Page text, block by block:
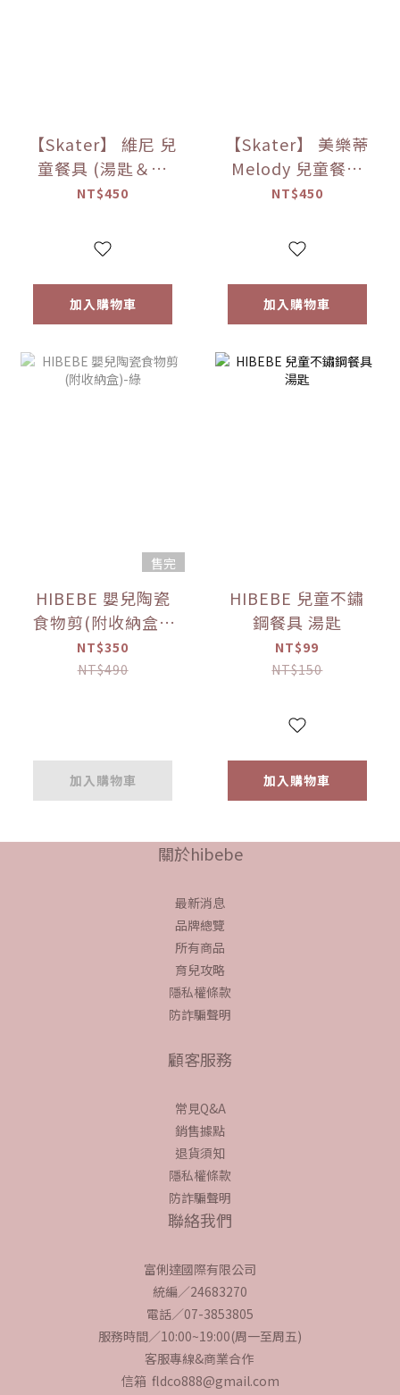
【Skater】 維尼 兒
童餐具 (湯匙＆叉
子)
NT$450
加入購物車
【Skater】 美樂蒂
Melody 兒童餐具
(湯匙＆叉子)
NT$450
加入購物車
售完
HIBEBE 嬰兒陶瓷
食物剪(附收納盒)-
綠
NT$350
NT$490
加入購物車
HIBEBE 兒童不鏽
鋼餐具 湯匙
NT$99
NT$150
加入購物車
關於hibebe
最新消息
品牌總覽
所有商品
育兒攻略
隱私權條款
防詐騙聲明
顧客服務
常見Q&A
銷售據點
退貨須知
隱私權條款
防詐騙聲明
聯絡我們
富俐達國際有限公司
統編／24683270
電話／07-3853805
服務時間／10:00~19:00(周一至周五)
客服專線&商業合作
信箱 fldco888@gmail.com